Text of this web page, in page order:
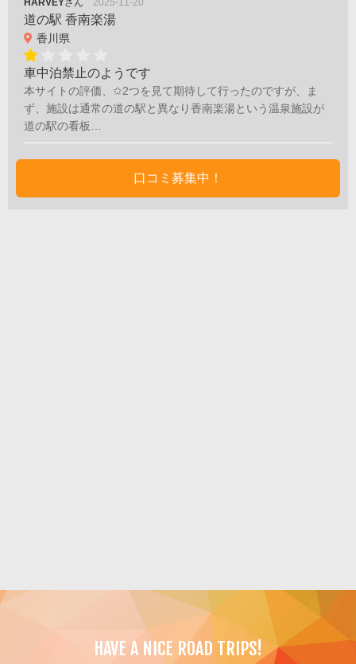
道の駅 香南楽湯
香川県
車中泊禁止のようです
本サイトの評価、✩2つを見て期待して行ったのですが、ま
ず、施設は通常の道の駅と異なり香南楽湯という温泉施設が
道の駅の看板…
口コミ募集中！
HAVE A NICE ROAD TRIPS!